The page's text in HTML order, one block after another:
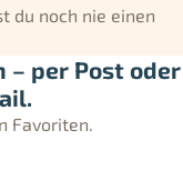
du noch nie einen
– per Post oder
Favoriten.